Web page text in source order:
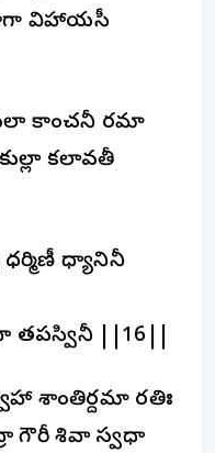
విహాయసీ
కాంచనీ రమా
కలావతీ
ధ్యానినీ
తపస్వినీ ||16||
శాంతిర్దమా రతిః
గౌరీ శివా స్వధా